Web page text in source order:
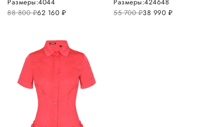
88 800руб.62 160 руб.
Размеры:4044
55 700руб.38 990 руб.
Размеры:424648